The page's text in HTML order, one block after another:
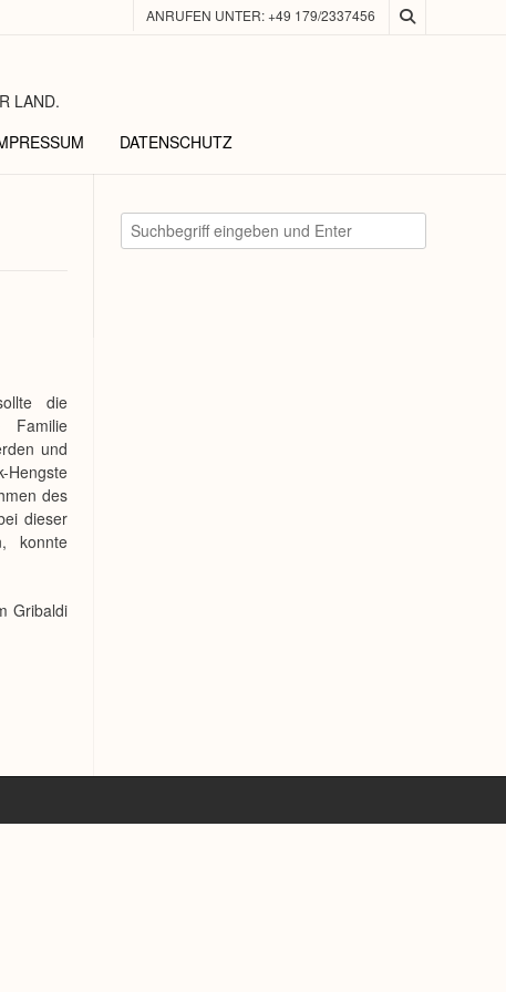
ANRUFEN UNTER: +49 179/2337456
LAND.
DATENSCHUTZ
die
Familie
und
Hengste
des
dieser
konnte
Gribaldi